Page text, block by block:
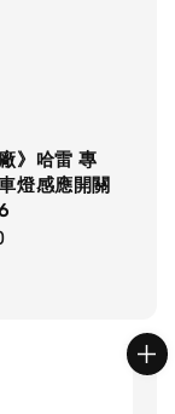
》哈雷 專
燈感應開關